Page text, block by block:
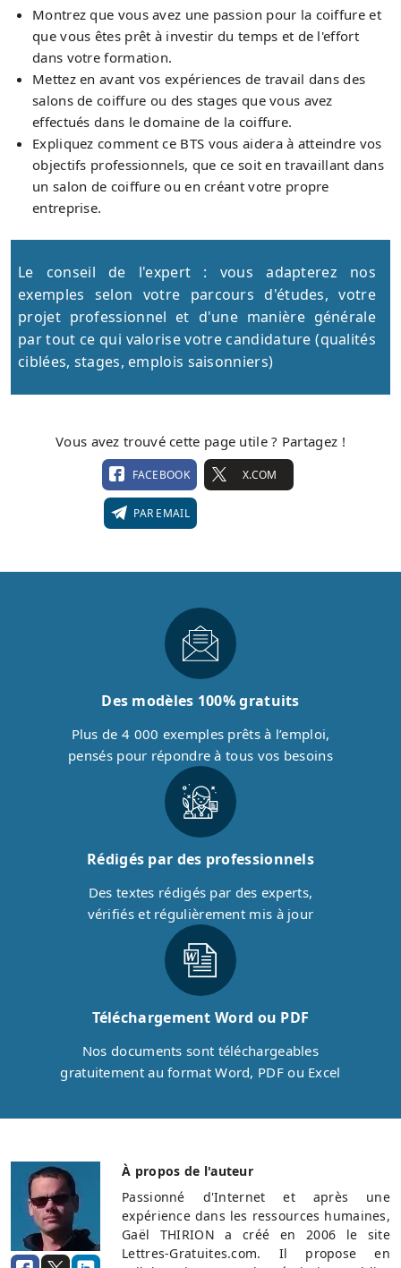
Montrez que vous avez une passion pour la coiffure et
que vous êtes prêt à investir du temps et de l'effort
dans votre formation.
Mettez en avant vos expériences de travail dans des
salons de coiffure ou des stages que vous avez
effectués dans le domaine de la coiffure.
Expliquez comment ce BTS vous aidera à atteindre vos
objectifs professionnels, que ce soit en travaillant dans
un salon de coiffure ou en créant votre propre
entreprise.
Le conseil de l'expert : vous adapterez nos
exemples selon votre parcours d'études, votre
projet professionnel et d'une manière générale
par tout ce qui valorise votre candidature (qualités
ciblées, stages, emplois saisonniers)
Vous avez trouvé cette page utile ? Partagez !
FACEBOOK X.COM
PAR EMAIL
Des modèles 100% gratuits
Plus de 4 000 exemples prêts à l’emploi,
pensés pour répondre à tous vos besoins
Rédigés par des professionnels
Des textes rédigés par des experts,
vérifiés et régulièrement mis à jour
Téléchargement Word ou PDF
Nos documents sont téléchargeables
gratuitement au format Word, PDF ou Excel
À propos de l'auteur
Passionné d'Internet et après une
expérience dans les ressources humaines,
Gaël THIRION a créé en 2006 le site
Lettres-Gratuites.com. Il propose en